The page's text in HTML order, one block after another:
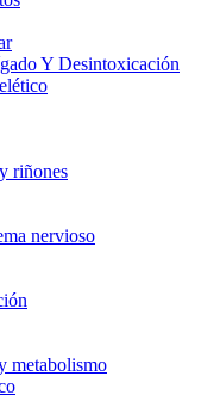
Y Desintoxicación
riñones
nervioso
metabolismo